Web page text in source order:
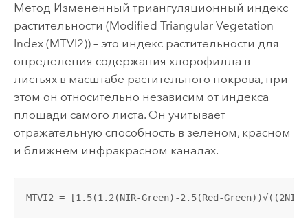
Метод Измененный триангуляционный индекс
растительности (Modified Triangular Vegetation
Index (MTVI2)) – это индекс растительности для
определения содержания хлорофилла в
листьях в масштабе растительного покрова, при
этом он относительно независим от индекса
площади самого листа. Он учитывает
отражательную способность в зеленом, красном
и ближнем инфракрасном каналах.
MTVI2 = [1.5(1.2(NIR-Green)-2.5(Red-